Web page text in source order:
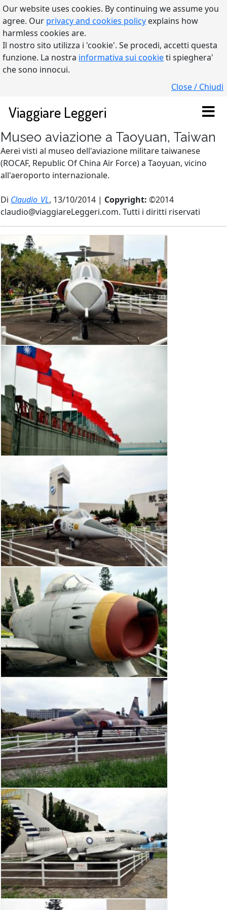
Our website uses cookies. By continuing we assume you
agree. Our privacy and cookies policy explains how
harmless cookies are.
Il nostro sito utilizza i 'cookie'. Se procedi, accetti questa
funzione. La nostra informativa sui cookieti spieghera'
che sono innocui.
Close / Chiudi
Viaggiare Leggeri
Museo aviazione a Taoyuan, Taiwan
Aerei visti al museo dell'aviazione militare taiwanese
(ROCAF, Republic Of China Air Force) a Taoyuan, vicino
all'aeroporto internazionale.
Di Claudio_VL, 13/10/2014 | Copyright: ©2014
claudio@viaggiareLeggeri.com. Tutti i diritti riservati